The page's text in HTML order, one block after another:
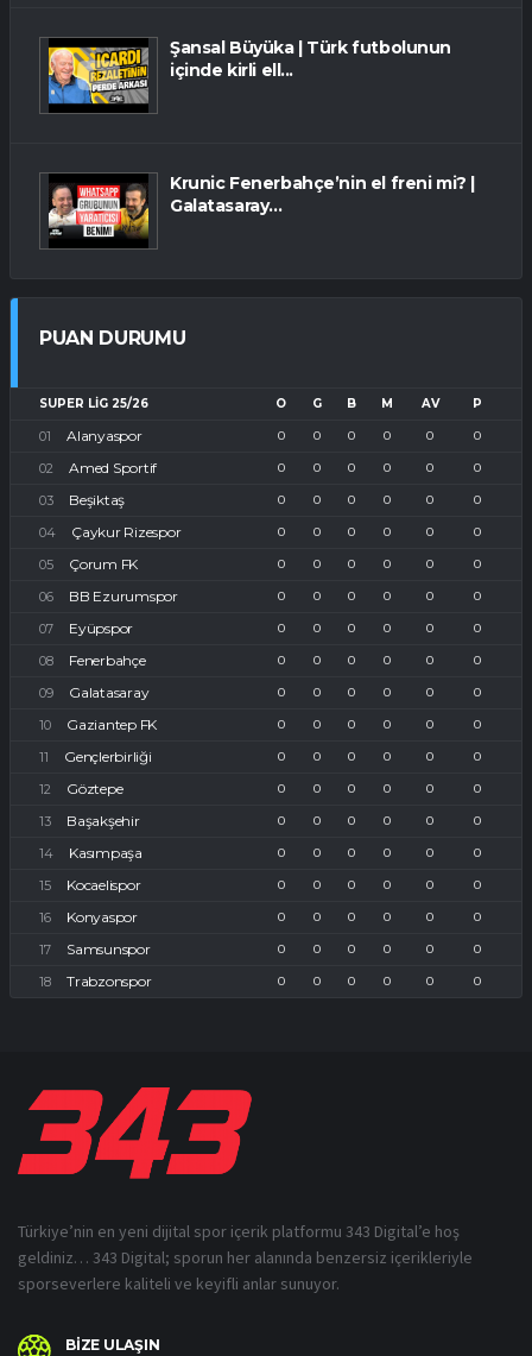
Şansal Büyüka | Türk futbolunun
içinde kirli ell...
Krunic Fenerbahçe’nin el freni mi? |
Galatasaray...
PUAN DURUMU
SUPER LIG 25/26 O G B M AV P
Alanyaspor 0 0 0 0 0 0
Amed Sportif 0 0 0 0 0 0
Beşiktaş 0 0 0 0 0 0
Çaykur Rizespor 0 0 0 0 0 0
Çorum FK 0 0 0 0 0 0
BB Ezurumspor 0 0 0 0 0 0
Eyüpspor 0 0 0 0 0 0
Fenerbahçe 0 0 0 0 0 0
Galatasaray 0 0 0 0 0 0
Gaziantep FK 0 0 0 0 0 0
Gençlerbirliği 0 0 0 0 0 0
Göztepe 0 0 0 0 0 0
Başakşehir 0 0 0 0 0 0
Kasımpaşa 0 0 0 0 0 0
Kocaelispor 0 0 0 0 0 0
Konyaspor 0 0 0 0 0 0
Samsunspor 0 0 0 0 0 0
Trabzonspor 0 0 0 0 0 0
Türkiye’nin en yeni dijital spor içerik platformu 343 Digital’e hoş
geldiniz… 343 Digital; sporun her alanında benzersiz içerikleriyle
sporseverlere kaliteli ve keyifli anlar sunuyor.
BİZE ULAŞIN